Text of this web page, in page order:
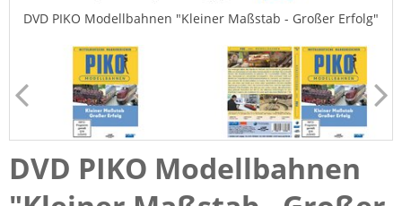
DVD PIKO Modellbahnen "Kleiner Maßstab - Großer Erfolg"
DVD PIKO Modellbahnen